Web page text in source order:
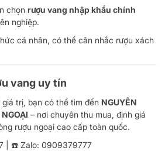
chọn rượu vang nhập khẩu chính
nghiệp.
cá nhân, có thể cân nhắc rượu xách
vang uy tín
trị, bạn có thể tìm đến NGUYÊN
– nơi chuyên thu mua, định giá
rượu ngoại cao cấp toàn quốc.
| ☎️ Zalo: 0909379777